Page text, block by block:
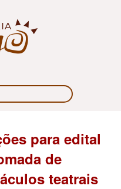
para edital
de
teatrais